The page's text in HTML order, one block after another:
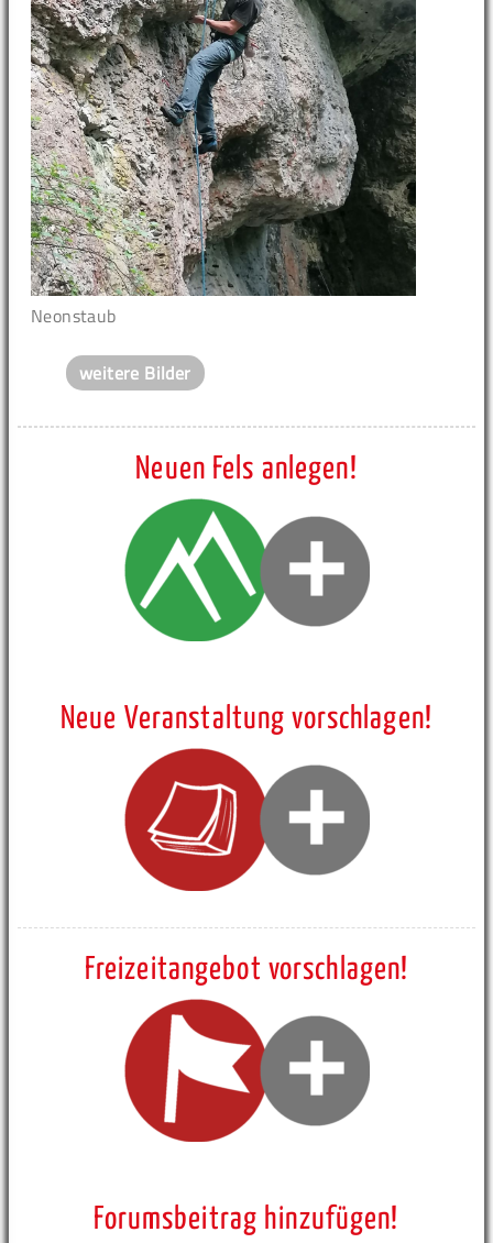
Neonstaub
weitere Bilder
Neuen Fels anlegen!
Neue Veranstaltung vorschlagen!
Freizeitangebot vorschlagen!
Forumsbeitrag hinzufügen!